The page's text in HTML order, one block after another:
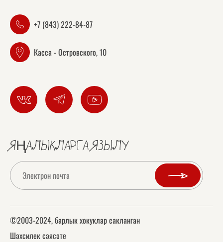
+7 (843) 222-84-87
Касса - Островского, 10
ЯҢАЛЫКЛАРГА ЯЗЫЛУ
©2003-2024, барлык хокуклар сакланган
Шәхсилек сәясәте